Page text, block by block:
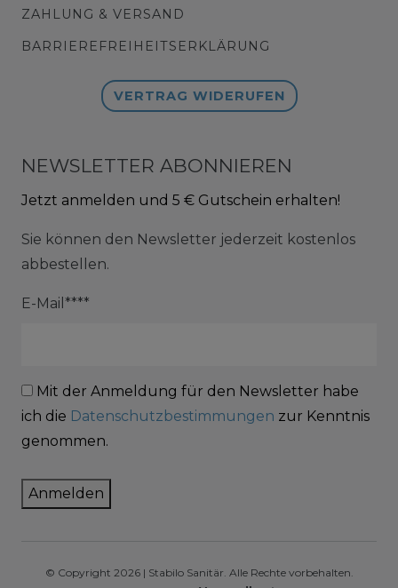
ZAHLUNG & VERSAND
BARRIEREFREIHEITSERKLÄRUNG
VERTRAG WIDERUFEN
NEWSLETTER ABONNIEREN
Jetzt anmelden und 5 € Gutschein erhalten!
Sie können den Newsletter jederzeit kostenlos
abbestellen.
E-Mail****
Mit der Anmeldung für den Newsletter habe
ich die Datenschutzbestimmungen zur Kenntnis
genommen.
Anmelden
© Copyright 2026 | Stabilo Sanitär. Alle Rechte vorbehalten.